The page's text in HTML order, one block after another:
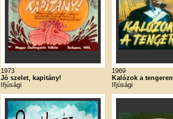
1973
Jó szelet, kapitány!
Ifjúsági
1969
Kalózok a tengeren
Ifjúsági